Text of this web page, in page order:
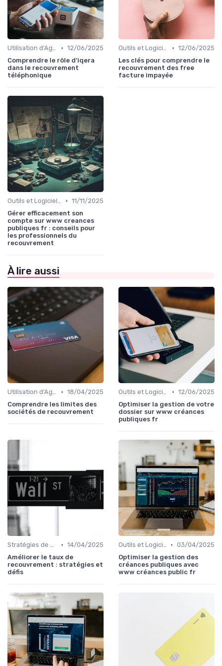
Utilisation d'Agences de Recouvrement • 12/06/2025
Comprendre le rôle d'iqera
dans le recouvrement
téléphonique
Outils et Logiciels de Gestion de Créances • 12/06/2025
Les clés pour comprendre le
recouvrement des free
facture impayée
Outils et Logiciels de Gestion de Créances • 11/11/2025
Gérer efficacement son
compte sur www creances
publiques fr : conseils pour
les professionnels du
recouvrement
À lire aussi
Utilisation d'Agences de Recouvrement • 18/04/2025
Comprendre les limites des
sociétés de recouvrement
Outils et Logiciels de Gestion de Créances • 12/06/2025
Optimiser la gestion de votre
dossier sur www créances
publiques fr
Stratégies de Recouvrement B2B • 14/04/2025
Améliorer le taux de
recouvrement : stratégies et
défis
Outils et Logiciels de Gestion de Créances • 03/04/2025
Optimiser la gestion des
créances publiques avec
www créances public fr